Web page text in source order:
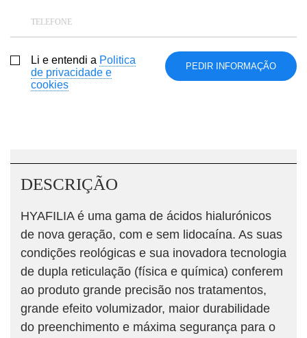
TELEFONE
Li e entendi a Politica
de privacidade e
cookies
DESCRIÇÃO
HYAFILIA é uma gama de ácidos hialurónicos
de nova geração, com e sem lidocaína. As suas
condições reológicas e sua inovadora tecnologia
de dupla reticulação (física e química) conferem
ao produto grande precisão nos tratamentos,
grande efeito volumizador, maior durabilidade
do preenchimento e máxima segurança para o